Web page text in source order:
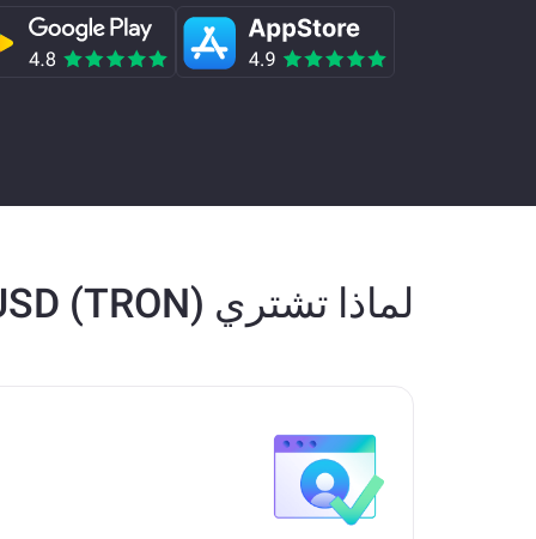
لماذا تشتري Tether USD (TRON) على ChangeNOW